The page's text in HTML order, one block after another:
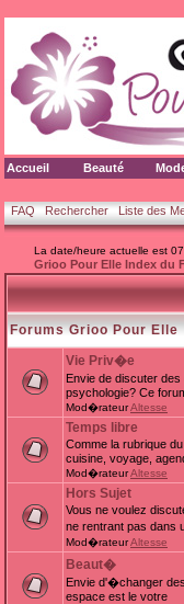
Accueil Beauté
FAQ Rechercher Liste des
La date/heure actuelle est
Grioo Pour Elle Index du
Forums Grioo Pour Elle
Vie Priv�e
Envie de discuter
psychologie? Ce
Mod�rateurAltesse
Temps libre
Comme la rubrique
cuisine, voyage,
Mod�rateurAltesse
Hors Sujet
Vous ne voulez
ne rentrant pas dans
Mod�rateurAltesse
Beaut�
Envie d'�changer
espace est le votre